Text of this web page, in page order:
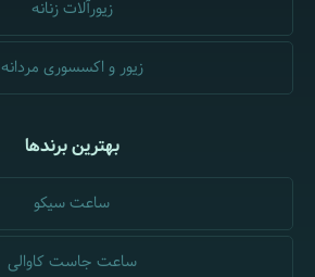
زیورآلات زنانه
زیور و اکسسوری مردانه
بهترین برندها
ساعت سیکو
ساعت جاست کاوالی